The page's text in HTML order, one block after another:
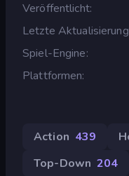
Veröffentlicht
Letzte Aktualisierung
Spiel-Engine
Plattformen
Action 439
Top-Down 204